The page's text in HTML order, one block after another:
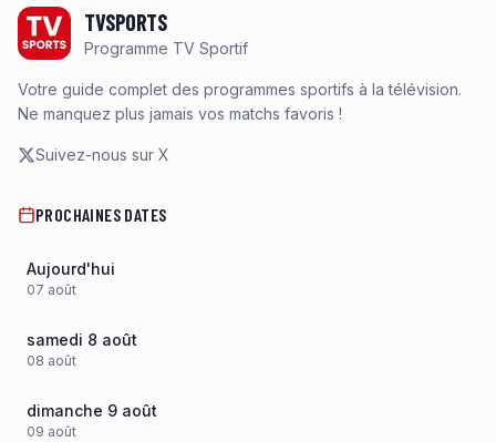
TVSPORTS
Programme TV Sportif
Votre guide complet des programmes sportifs à la télévision.
Ne manquez plus jamais vos matchs favoris !
Suivez-nous sur X
PROCHAINES DATES
Aujourd'hui
07 août
samedi 8 août
08 août
dimanche 9 août
09 août